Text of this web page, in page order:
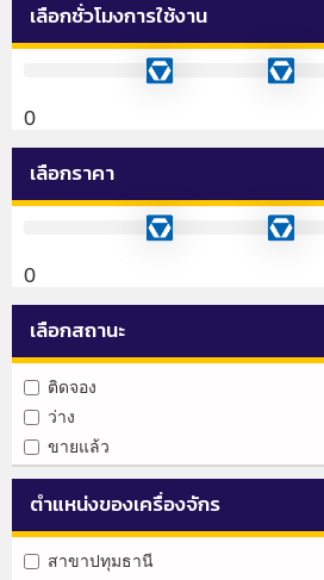
เลือกชั่วโมงการใช้งาน
0
เลือกราคา
0
เลือกสถานะ
ติดจอง
ว่าง
ขายแล้ว
ตำแหน่งของเครื่องจักร
สาขาปทุมธานี